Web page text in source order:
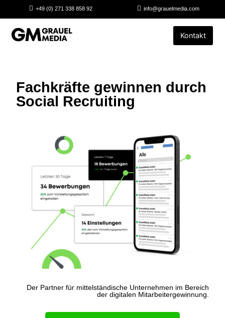
+49 (0) 271 338 858 92 info@grauelmedia.com
Kontakt
Fachkräfte gewinnen durch
Social Recruiting
Der Partner für mittelständische Unternehmen im Bereich
der digitalen Mitarbeitergewinnung.